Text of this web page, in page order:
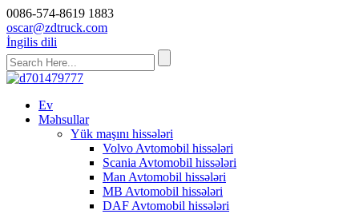
0086-574-8619 1883
oscar@zdtruck.com
İngilis dili
Ev
Məhsullar
Yük maşını hissələri
Volvo Avtomobil hissələri
Scania Avtomobil hissələri
Man Avtomobil hissələri
MB Avtomobil hissələri
DAF Avtomobil hissələri